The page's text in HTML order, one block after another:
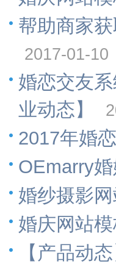
帮助商家
2017-01-10
婚恋交友
业动态】
2017年婚
OEmarry
婚纱摄影
婚庆网站
【产品动